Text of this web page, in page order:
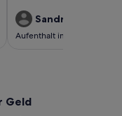
Sandra E.
Aufenthalt im März 2024
Geld